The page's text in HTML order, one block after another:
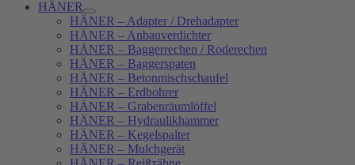
HÄNER
HÄNER – Adapter / Drehadapter
HÄNER – Anbauverdichter
HÄNER – Baggerrechen / Roderechen
HÄNER – Baggerspaten
HÄNER – Betonmischschaufel
HÄNER – Erdbohrer
HÄNER – Grabenräumlöffel
HÄNER – Hydraulikhammer
HÄNER – Kegelspalter
HÄNER – Mulchgerät